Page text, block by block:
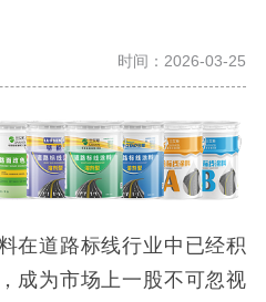
时间：2026-03-25
在道路标线行业中已经积
成为市场上一股不可忽视